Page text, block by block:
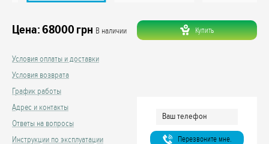
Цена:68000 грн В наличии Купить
Условия оплаты и доставки
Условия возврата
График работы
Адрес и контакты
Ответы на вопросы
Инструкции по эксплуатации
Перезвоните мне.